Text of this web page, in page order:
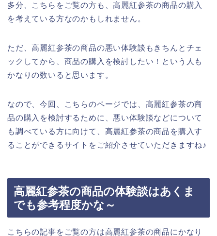
多分、こちらをご覧の方も、高麗紅参茶の商品の購入
を考えている方なのかもしれません。
ただ、高麗紅参茶の商品の悪い体験談もきちんとチェ
ックしてから、商品の購入を検討したい！という人も
かなりの数いると思います。
なので、今回、こちらのページでは、高麗紅参茶の商
品の購入を検討するために、悪い体験談などについて
も調べている方に向けて、高麗紅参茶の商品を購入す
ることができるサイトをご紹介させていただきますね♪
高麗紅参茶の商品の体験談はあくま
でも参考程度かな～
こちらの記事をご覧の方は高麗紅参茶の商品にかなり